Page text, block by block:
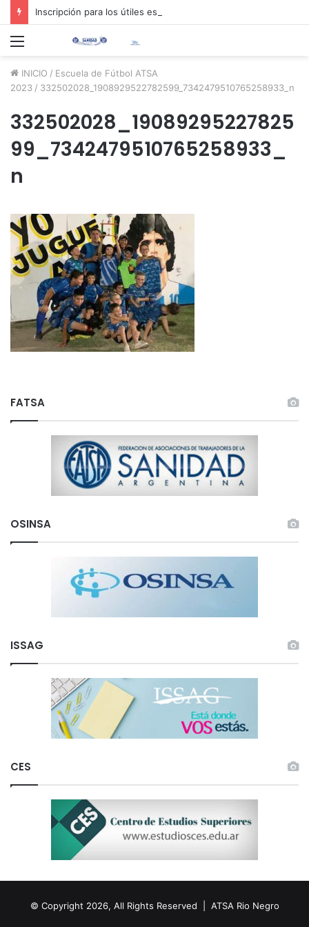
Inscripción para los útiles escolares 2026 📚✏️
Menú
INICIO / Escuela de Fútbol ATSA
2023 / 332502028_1908929522782599_7342479510765258933_n
332502028_19089295227825
99_7342479510765258933_
n
FATSA
OSINSA
ISSAG
CES
© Copyright 2026, All Rights Reserved | ATSA Rio Negro